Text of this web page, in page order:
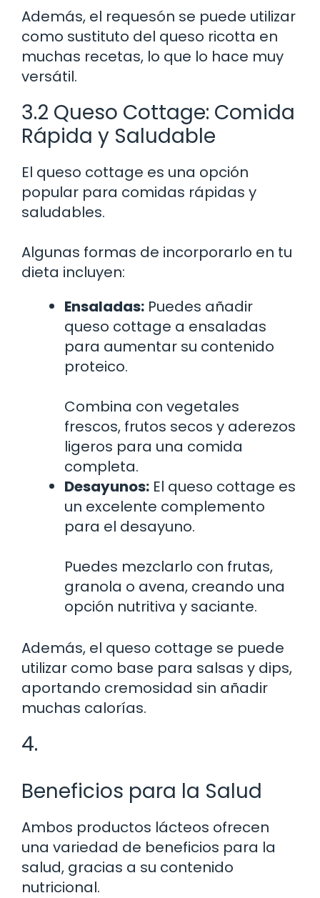
Además, el requesón se puede utilizar
como sustituto del queso ricotta en
muchas recetas, lo que lo hace muy
versátil.
3.2 Queso Cottage: Comida
Rápida y Saludable
El queso cottage es una opción
popular para comidas rápidas y
saludables.
Algunas formas de incorporarlo en tu
dieta incluyen:
Ensaladas: Puedes añadir
queso cottage a ensaladas
para aumentar su contenido
proteico.
Combina con vegetales
frescos, frutos secos y aderezos
ligeros para una comida
completa.
Desayunos: El queso cottage es
un excelente complemento
para el desayuno.
Puedes mezclarlo con frutas,
granola o avena, creando una
opción nutritiva y saciante.
Además, el queso cottage se puede
utilizar como base para salsas y dips,
aportando cremosidad sin añadir
muchas calorías.
4.
Beneficios para la Salud
Ambos productos lácteos ofrecen
una variedad de beneficios para la
salud, gracias a su contenido
nutricional.